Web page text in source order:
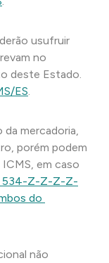
usufruir
no
deste Estado.
ES.
mercadoria,
porém podem
em caso
534-Z-Z-Z-Z-
do
não